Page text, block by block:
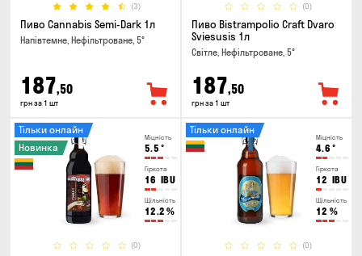
(3)
Пиво Cannabis Semi-Dark 1л
Напівтемне, Нефільтроване, 5°
187,50
грн за 1 шт
(0)
Пиво Bistrampolio Craft Dvaro
Sviesusis 1л
Світле, Нефільтроване, 5°
187,50
грн за 1 шт
Міцність
5.5 °
Гіркота
16 IBU
Щільність
12.2 %
(0)
Тільки онлайн
Новинка
Міцність
4.6 °
Гіркота
12 IBU
Щільність
12 %
(0)
Тільки онлайн